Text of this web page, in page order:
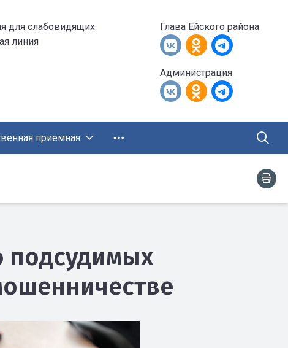
для слабовидящих
линия
Глава Ейского района
Администрация
приемная
подсудимых